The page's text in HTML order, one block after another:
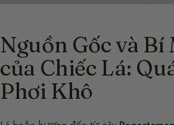
Nguồn Gốc và Bí
của Chiếc Lá:
Phơi Khô